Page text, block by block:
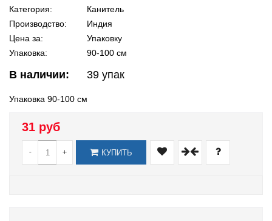
Категория:
Канитель
Производство:
Индия
Цена за:
Упаковку
Упаковка:
90-100 см
В наличии: 39 упак
Упаковка 90-100 см
31 руб
- + КУПИТЬ